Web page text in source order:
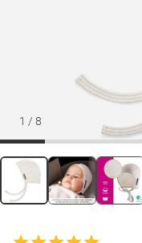
1 / 8